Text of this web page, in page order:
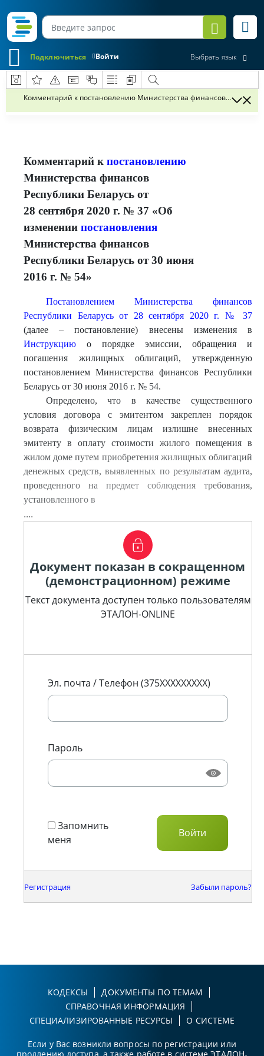
Войти
Подключиться Выбрать язык
Комментарий к постановлению Министерства финансов
Комментарий к постановлению
Министерства финансов
Республики Беларусь от
28 сентября 2020 г. № 37 «Об
изменении постановления
Министерства финансов
Республики Беларусь от 30 июня
2016 г. № 54»
Постановлением Министерства финансов
Республики Беларусь от 28 сентября 2020 г. № 37
(далее – постановление) внесены изменения в
Инструкцию о порядке эмиссии, обращения и
погашения жилищных облигаций, утвержденную
постановлением Министерства финансов Республики
Беларусь от 30 июня 2016 г. № 54.
Определено, что в качестве существенного
условия договора с эмитентом закреплен порядок
возврата физическим лицам излишне внесенных
эмитенту в оплату стоимости жилого помещения в
жилом доме путем приобретения жилищных облигаций
денежных средств, выявленных по результатам аудита,
проведенного на предмет соблюдения требования,
установленного в
....
Документ показан в сокращенном
(демонстрационном) режиме
Текст документа доступен только пользователям
ЭТАЛОН-ONLINE
Эл. почта / Телефон (375XXXXXXXXX)
Пароль
Запомнить
меня
Регистрация Забыли пароль?
КОДЕКСЫ
ДОКУМЕНТЫ ПО ТЕМАМ
СПРАВОЧНАЯ ИНФОРМАЦИЯ
СПЕЦИАЛИЗИРОВАННЫЕ РЕСУРСЫ
О СИСТЕМЕ
Если у Вас возникли вопросы по регистрации или